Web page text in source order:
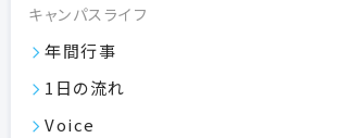
キャンパスライフ
年間行事
1日の流れ
Voice
歯科衛生専門学校
総合歯学研究所